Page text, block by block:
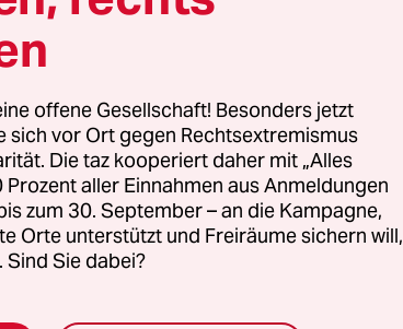
Regierung auf
von
die Ansicht, die
offene Gesellschaft! Besonders jetzt
sich vor Ort gegen Rechtsextremismus
Die taz kooperiert daher mit „Alles
aller Einnahmen aus Anmeldungen
zum 30. September – an die Kampagne,
Orte unterstützt und Freiräume sichern will,
Sie dabei?